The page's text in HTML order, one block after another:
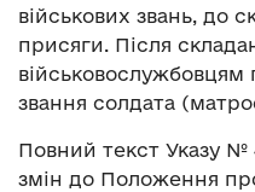
військових звань, до
присяги. Після
військовослужбовцям
звання солдата
Повний текст Указу №
змін до Положення